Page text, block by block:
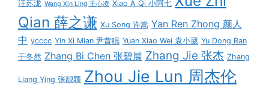
汪苏泷 Wang Xin Ling 王心凌 Xiao A Qi 小阿七
Qian 薛之谦 Xu Song 许嵩 Yan Ren Zhong 颜人
中 ycccc Yin Xi Mian 尹昔眠 Yuan Xiao Wei 袁小葳 Yu Dong Ran
于冬然 Zhang Bi Chen 张碧晨 Zhang Jie 张杰 Zhang
Liang Ying 张靓颖 Zhou Jie Lun 周杰伦